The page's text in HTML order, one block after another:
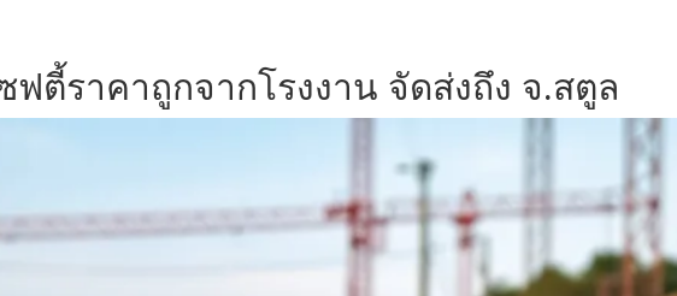
ฟตี้ราคาถูกจากโรงงาน จัดส่งถึง จ.สตูล